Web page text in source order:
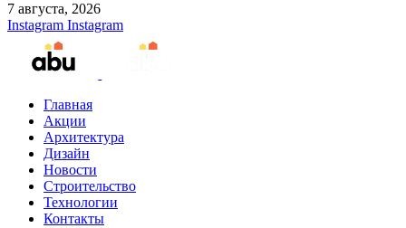
7 августа, 2026
Instagram Instagram
Главная
Акции
Архитектура
Дизайн
Новости
Строительство
Технологии
Контакты